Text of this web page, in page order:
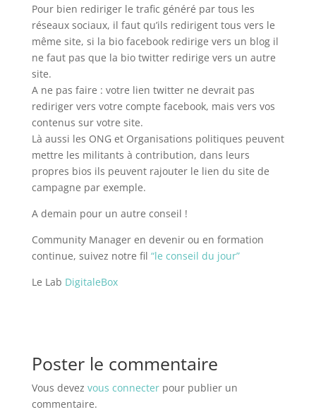
Pour bien rediriger le trafic généré par tous les
réseaux sociaux, il faut qu’ils redirigent tous vers le
même site, si la bio facebook redirige vers un blog il
ne faut pas que la bio twitter redirige vers un autre
site.
A ne pas faire : votre lien twitter ne devrait pas
rediriger vers votre compte facebook, mais vers vos
contenus sur votre site.
Là aussi les ONG et Organisations politiques peuvent
mettre les militants à contribution, dans leurs
propres bios ils peuvent rajouter le lien du site de
campagne par exemple.
A demain pour un autre conseil !
Community Manager en devenir ou en formation
continue, suivez notre fil “le conseil du jour”
Le Lab DigitaleBox
Poster le commentaire
Vous devez vous connecterpour publier un
commentaire.